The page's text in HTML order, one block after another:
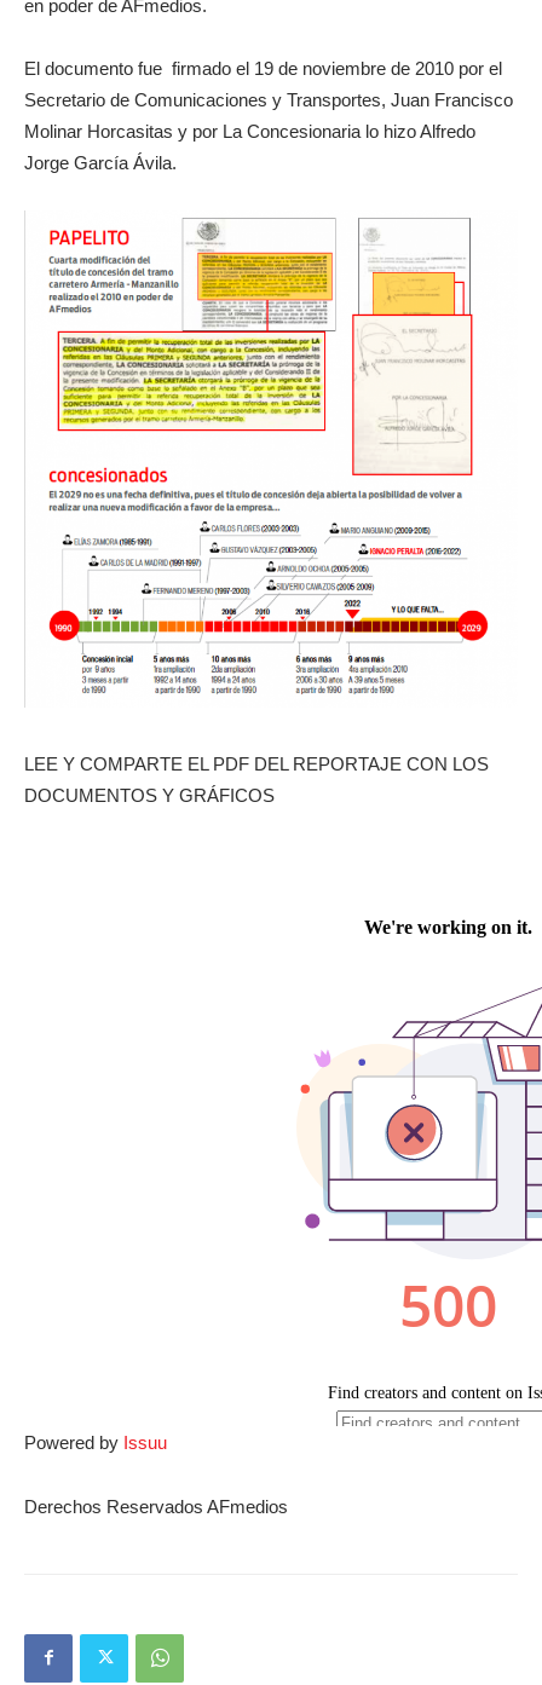
en poder de AFmedios.
El documento fue firmado el 19 de noviembre de 2010 por el
Secretario de Comunicaciones y Transportes, Juan Francisco
Molinar Horcasitas y por La Concesionaria lo hizo Alfredo
Jorge García Ávila.
LEE Y COMPARTE EL PDF DEL REPORTAJE CON LOS
DOCUMENTOS Y GRÁFICOS
Powered by Issuu
Derechos Reservados AFmedios